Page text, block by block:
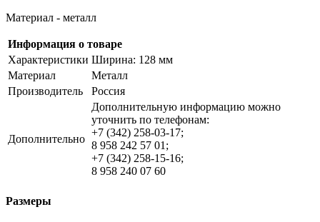
Материал - металл
Информация о товаре
Характеристики Ширина: 128 мм
Материал
Металл
Производитель
Россия
Дополнительно
Дополнительную информацию можно
уточнить по телефонам:
+7 (342) 258-03-17;
8 958 242 57 01;
+7 (342) 258-15-16;
8 958 240 07 60
Размеры